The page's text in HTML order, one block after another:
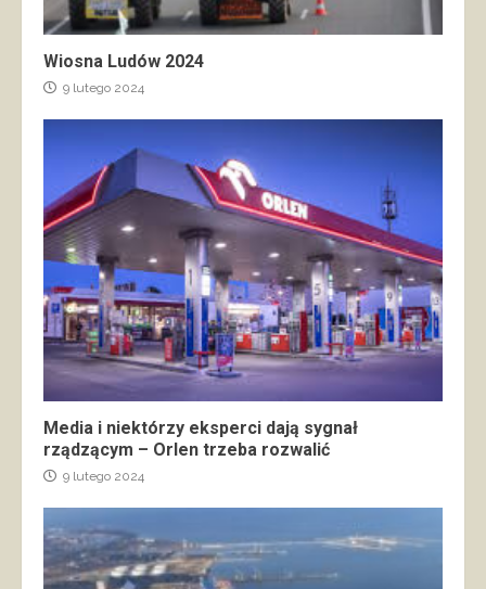
Wiosna Ludów 2024
9 lutego 2024
Media i niektórzy eksperci dają sygnał
rządzącym – Orlen trzeba rozwalić
9 lutego 2024